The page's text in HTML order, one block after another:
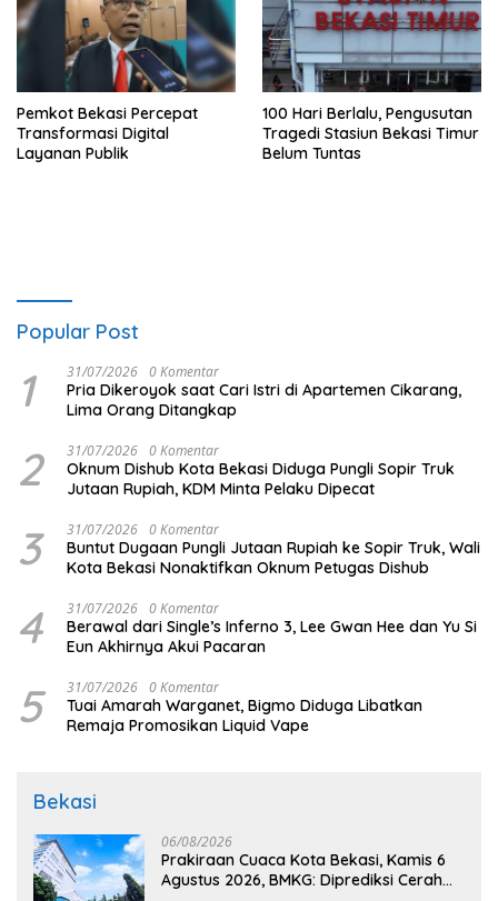
Pemkot Bekasi Percepat
Transformasi Digital
Layanan Publik
100 Hari Berlalu, Pengusutan
Tragedi Stasiun Bekasi Timur
Belum Tuntas
Popular Post
1 31/07/2026 0 Komentar
Pria Dikeroyok saat Cari Istri di Apartemen Cikarang,
Lima Orang Ditangkap
2 31/07/2026 0 Komentar
Oknum Dishub Kota Bekasi Diduga Pungli Sopir Truk
Jutaan Rupiah, KDM Minta Pelaku Dipecat
3 31/07/2026 0 Komentar
Buntut Dugaan Pungli Jutaan Rupiah ke Sopir Truk, Wali
Kota Bekasi Nonaktifkan Oknum Petugas Dishub
4 31/07/2026 0 Komentar
Berawal dari Single’s Inferno 3, Lee Gwan Hee dan Yu Si
Eun Akhirnya Akui Pacaran
5 31/07/2026 0 Komentar
Tuai Amarah Warganet, Bigmo Diduga Libatkan
Remaja Promosikan Liquid Vape
Bekasi
06/08/2026
Prakiraan Cuaca Kota Bekasi, Kamis 6
Agustus 2026, BMKG: Diprediksi Cerah